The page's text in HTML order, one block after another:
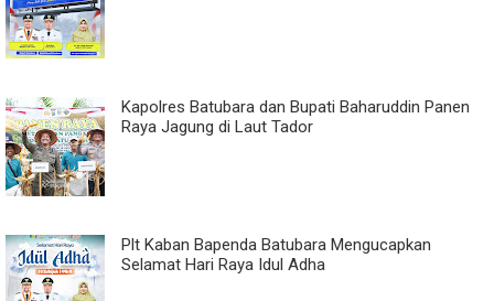
Kapolres Batubara dan Bupati Baharuddin Panen
Raya Jagung di Laut Tador
Plt Kaban Bapenda Batubara Mengucapkan
Selamat Hari Raya Idul Adha